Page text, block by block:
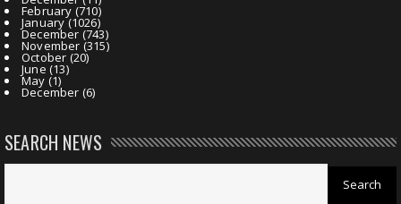
February (710)
January(1026)
December (743)
November (315)
October (20)
June (13)
May (1)
December (6)
SEARCH NEWS